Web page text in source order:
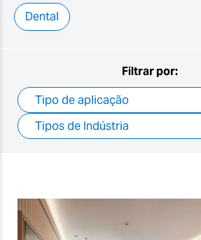
Dental
Filtrar por: